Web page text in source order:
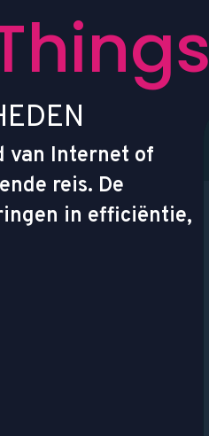
hings
EDEN
van Internet of
reis. De
in efficiëntie,